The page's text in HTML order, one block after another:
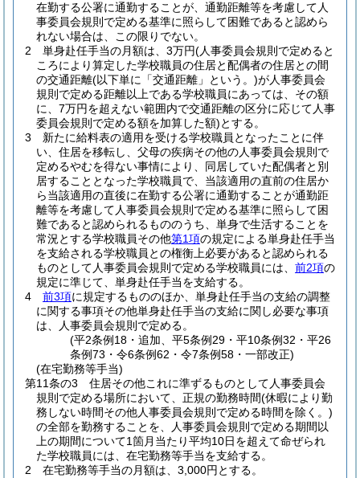
在勤する公署に通勤することが、通勤距離等を考慮して人
事委員会規則で定める基準に照らして困難であると認めら
れない場合は、この限りでない。
2
単身赴任手当の月額は、3万円(人事委員会規則で定めると
ころにより算定した学校職員の住居と配偶者の住居との間
の交通距離(以下単に「交通距離」という。)が人事委員会
規則で定める距離以上である学校職員にあっては、その額
に、7万円を超えない範囲内で交通距離の区分に応じて人事
委員会規則で定める額を加算した額)とする。
3
新たに給料表の適用を受ける学校職員となったことに伴
い、住居を移転し、父母の疾病その他の人事委員会規則で
定めるやむを得ない事情により、同居していた配偶者と別
居することとなった学校職員で、当該適用の直前の住居か
ら当該適用の直後に在勤する公署に通勤することが通勤距
離等を考慮して人事委員会規則で定める基準に照らして困
難であると認められるもののうち、単身で生活することを
常況とする学校職員その他第1項の規定による単身赴任手当
を支給される学校職員との権衡上必要があると認められる
ものとして人事委員会規則で定める学校職員には、 前2項の
規定に準じて、単身赴任手当を支給する。
4
前3項に規定するもののほか、単身赴任手当の支給の調整
に関する事項その他単身赴任手当の支給に関し必要な事項
は、人事委員会規則で定める。
(平2条例18・追加、平5条例29・平10条例32・平26
条例73・令6条例62・令7条例58・一部改正)
(在宅勤務等手当)
第11条の3
住居その他これに準ずるものとして人事委員会
規則で定める場所において、正規の勤務時間(休暇により勤
務しない時間その他人事委員会規則で定める時間を除く。)
の全部を勤務することを、人事委員会規則で定める期間以
上の期間について1箇月当たり平均10日を超えて命ぜられ
た学校職員には、在宅勤務等手当を支給する。
2
在宅勤務等手当の月額は、3,000円とする。